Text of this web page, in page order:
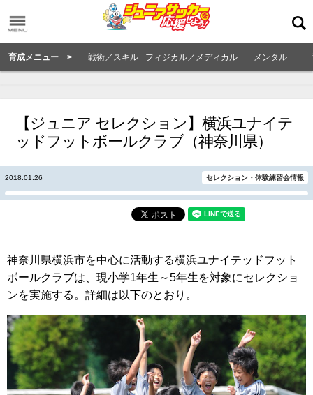
育成メニュー > 戦術／スキル フィジカル／メディカル メンタル
【ジュニア セレクション】横浜ユナイテ
ッドフットボールクラブ（神奈川県）
2018.01.26 セレクション・体験練習会情報
神奈川県横浜市を中心に活動する横浜ユナイテッドフット
ボールクラブは、現小学1年生～5年生を対象にセレクショ
ンを実施する。詳細は以下のとおり。